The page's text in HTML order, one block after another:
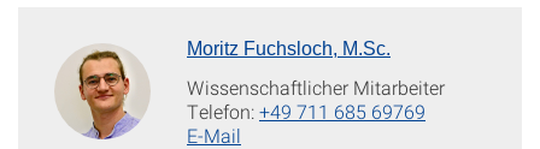
Moritz Fuchsloch, M.Sc.
Wissenschaftlicher Mitarbeiter
Telefon:+49 711 685 69769
E-Mail